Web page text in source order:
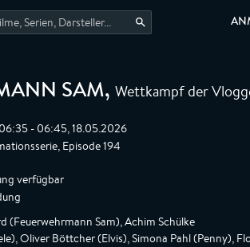
SAM, Wettkampf der
06:35 - 06:45, 18.05.2026
Episode 194
verfügbar
(Feuerwehrmann Sam), Achim Schülke
Oliver Böttcher (Elvis), Simona Pahl (Penny),